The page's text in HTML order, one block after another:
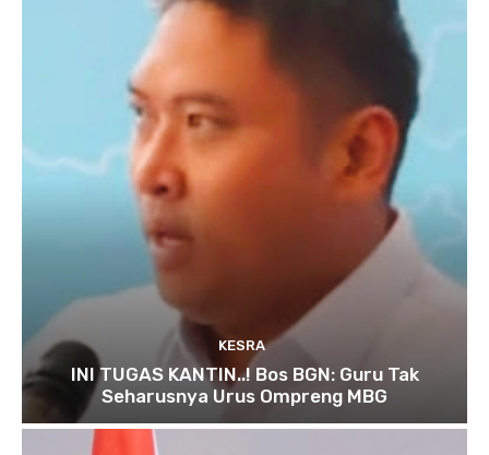
KESRA
INI TUGAS KANTIN..! Bos BGN: Guru Tak
Seharusnya Urus Ompreng MBG